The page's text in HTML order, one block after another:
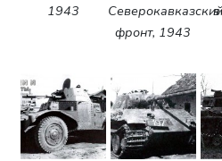
1943
фронт, 1943